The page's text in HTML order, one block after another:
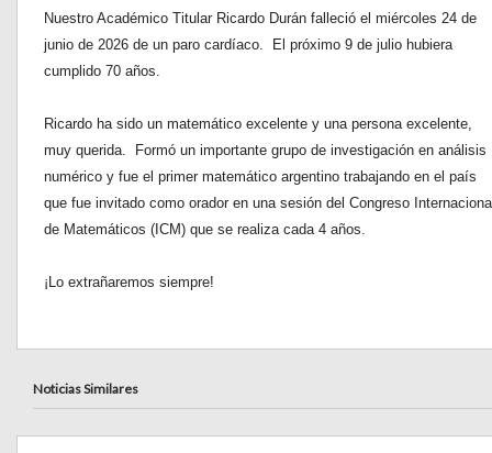
Nuestro Académico Titular Ricardo Durán falleció el miércoles 24 de
junio de 2026 de un paro cardíaco. El próximo 9 de julio hubiera
cumplido 70 años.
Ricardo ha sido un matemático excelente y una persona excelente,
muy querida. Formó un importante grupo de investigación en análisis
numérico y fue el primer matemático argentino trabajando en el país
que fue invitado como orador en una sesión del Congreso
de Matemáticos (ICM) que se realiza cada 4 años.
¡Lo extrañaremos siempre!
Noticias Similares